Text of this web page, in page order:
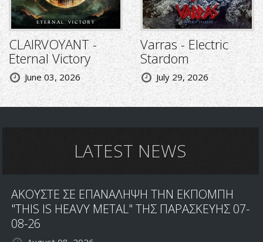
CLAIRVOYANT -
Eternal Victory
June 03, 2026
Varras - Electric
Stardom
July 29, 2026
LATEST NEWS
ΑΚΟΥΣΤΕ ΣΕ ΕΠΑΝΑΛΗΨΗ ΤΗΝ ΕΚΠΟΜΠΗ
"THIS IS HEAVY METAL" ΤΗΣ ΠΑΡΑΣΚΕΥΗΣ 07-
08-26